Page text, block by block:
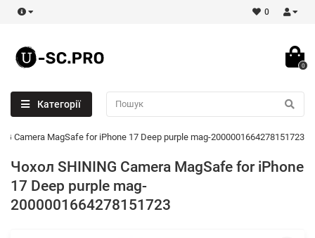
0
0
Категорії
Camera MagSafe for iPhone 17 Deep purple mag-2000001664278151723
Чохол SHINING Camera MagSafe for iPhone
17 Deep purple mag-
2000001664278151723